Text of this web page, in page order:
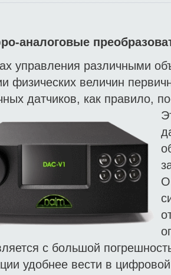
аналоговые
управления различными
физических величин
датчиков, как правило,
с большой
удобнее вести в